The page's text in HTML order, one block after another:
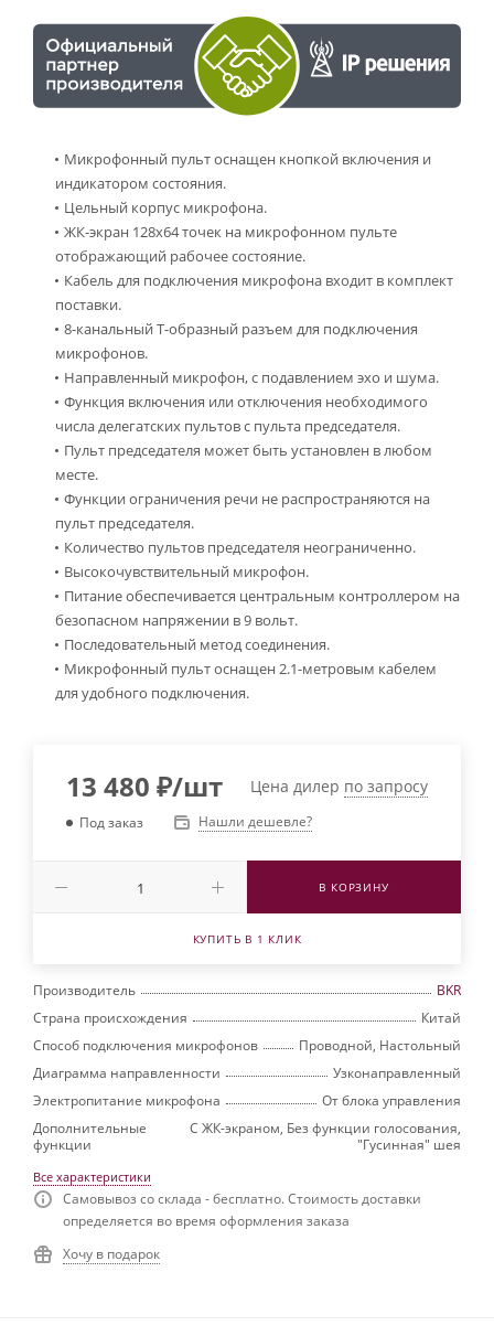
Микрофонный пульт оснащен кнопкой включения и
индикатором состояния.
Цельный корпус микрофона.
ЖК-экран 128х64 точек на микрофонном пульте
отображающий рабочее состояние.
Кабель для подключения микрофона входит в комплект
поставки.
8-канальный Т-образный разъем для подключения
микрофонов.
Направленный микрофон, с подавлением эхо и шума.
Функция включения или отключения необходимого
числа делегатских пультов с пульта председателя.
Пульт председателя может быть установлен в любом
месте.
Функции ограничения речи не распространяются на
пульт председателя.
Количество пультов председателя неограниченно.
Высокочувствительный микрофон.
Питание обеспечивается центральным контроллером на
безопасном напряжении в 9 вольт.
Последовательный метод соединения.
Микрофонный пульт оснащен 2.1-метровым кабелем
для удобного подключения.
13 480 ₽/шт Цена дилер по запросу
Под заказ Нашли дешевле?
В КОРЗИНУ
КУПИТЬ В 1 КЛИК
Производитель
BKR
Страна происхождения
Китай
Способ подключения микрофонов
Проводной, Настольный
Диаграмма направленности
Узконаправленный
Электропитание микрофона
От блока управления
Дополнительные
функции
С ЖК-экраном, Без функции голосования,
"Гусинная" шея
Все характеристики
Самовывоз со склада - бесплатно. Стоимость доставки
определяется во время оформления заказа
Хочу в подарок